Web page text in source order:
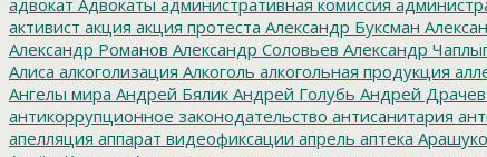
активист акция акция протеста Александр Буксман
Александр Романов Александр Соловьев Александр
Алиса алкоголизация Алкоголь алкогольная продукция
Ангелы мира Андрей Бялик Андрей Голубь Андрей Драчев
антикоррупционное законодательство антисанитария
апелляция аппарат видеофиксации апрель аптека